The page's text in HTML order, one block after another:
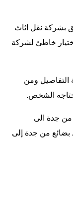
بشركة نقل اثاث
خاطئ لشركة
ومن
الشخص.
من جدة الى
بضائع من جدة إلى